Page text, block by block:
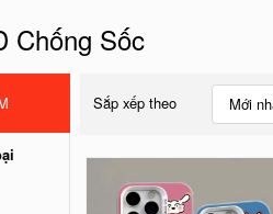
Chống Sốc
Sắp xếp theo Mới